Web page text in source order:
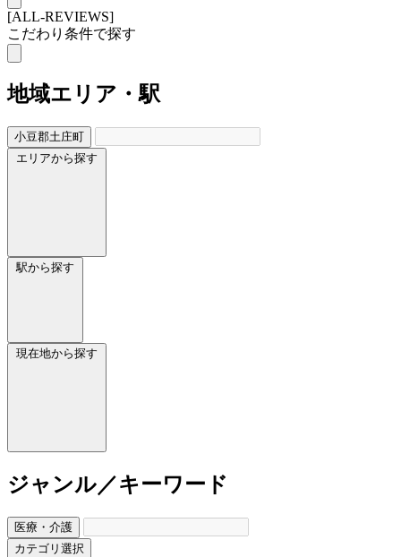
[ALL-REVIEWS]
こだわり条件で探す
地域エリア・駅
小豆郡土庄町
エリアから探す
駅から探す
現在地から探す
ジャンル／キーワード
医療・介護
カテゴリ選択